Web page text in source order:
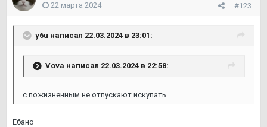
#123
22 марта 2024
y6u написал 22.03.2024 в 23:01:
Vova написал 22.03.2024 в 22:58:
с пожизненным не отпускают искупать
Ебано